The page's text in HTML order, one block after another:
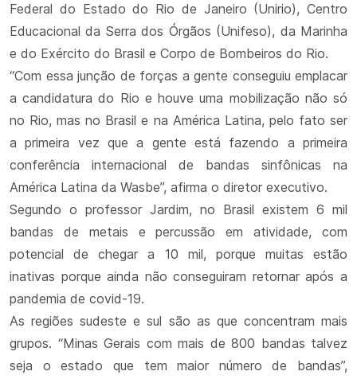
Federal do Estado do Rio de Janeiro (Unirio), Centro
Educacional da Serra dos Órgãos (Unifeso), da Marinha
e do Exército do Brasil e Corpo de Bombeiros do Rio.
“Com essa junção de forças a gente conseguiu emplacar
a candidatura do Rio e houve uma mobilização não só
no Rio, mas no Brasil e na América Latina, pelo fato ser
a primeira vez que a gente está fazendo a primeira
conferência internacional de bandas sinfônicas na
América Latina da Wasbe”, afirma o diretor executivo.
Segundo o professor Jardim, no Brasil existem 6 mil
bandas de metais e percussão em atividade, com
potencial de chegar a 10 mil, porque muitas estão
inativas porque ainda não conseguiram retornar após a
pandemia de covid-19.
As regiões sudeste e sul são as que concentram mais
grupos. “Minas Gerais com mais de 800 bandas talvez
seja o estado que tem maior número de bandas”,